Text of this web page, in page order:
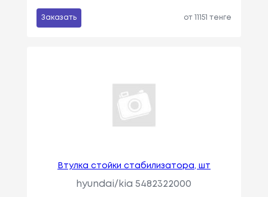
Заказать от 11151 тенге
Втулка стойки стабилизатора, шт
hyundai/kia 5482322000